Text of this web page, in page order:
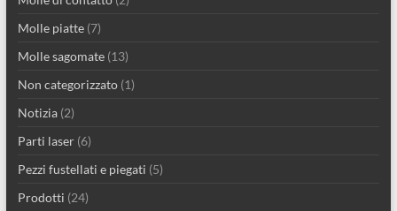
Molle piatte(7)
Molle sagomate(13)
Non categorizzato(1)
Notizia(2)
Parti laser(6)
Pezzi fustellati e piegati (5)
Prodotti (24)